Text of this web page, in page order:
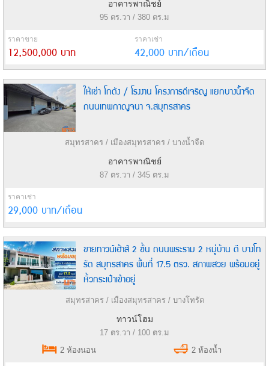
อาคารพาณิชย์
95 ตร.วา / 380 ตร.ม
ราคาขาย
12,500,000 บาท
ราคาเช่า
42,000 บาท/เดือน
ให้เช่า โกดัง / โรงงาน โครงการดีเจริญ แยกบางน้ำจืด
ถนนเทพกาญจนา จ.สมุทรสาคร
สมุทรสาคร / เมืองสมุทรสาคร / บางน้ำจืด
อาคารพาณิชย์
87 ตร.วา / 345 ตร.ม
ราคาเช่า
29,000 บาท/เดือน
ขายทาวน์เฮ้าส์ 2 ชั้น ถนนพระราม 2 หมู่บ้าน ดี บางโท
รัด สมุทรสาคร พื้นที่ 17.5 ตรว. สภาพสวย พร้อมอยู่
หิ้วกระเป๋าเข้าอยู่
สมุทรสาคร / เมืองสมุทรสาคร / บางโทรัด
ทาวน์โฮม
17 ตร.วา / 100 ตร.ม
2 ห้องนอน
2 ห้องน้ำ